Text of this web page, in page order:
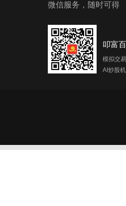
微信服务，随时可得
叩富
模拟交
AI炒股